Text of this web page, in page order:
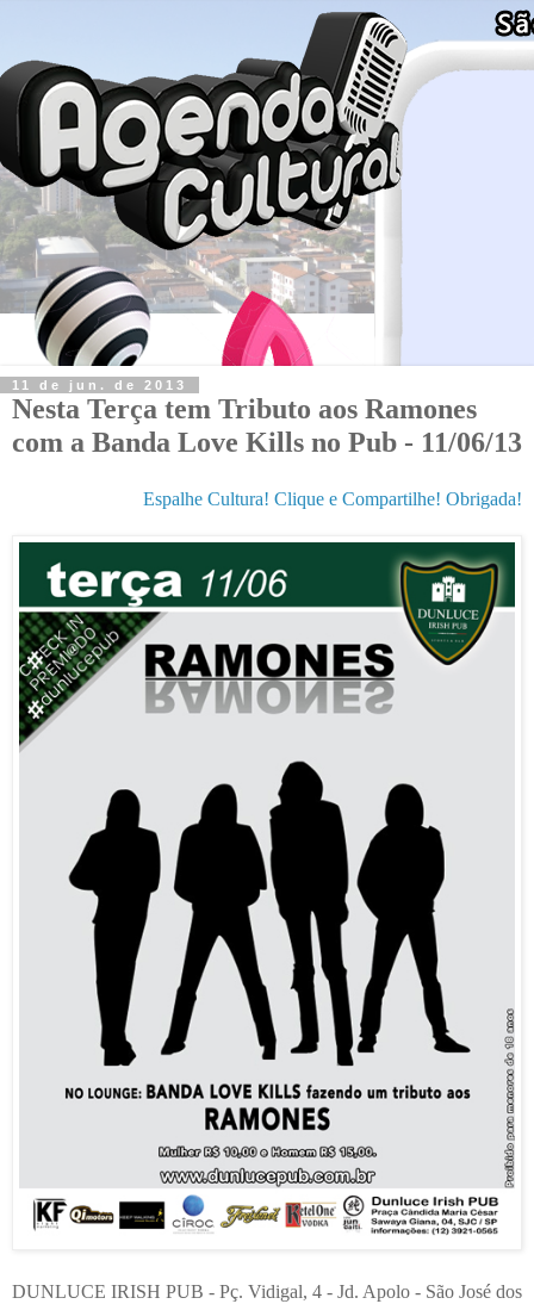
11 de jun. de 2013
Nesta Terça tem Tributo aos Ramones
com a Banda Love Kills no Pub - 11/06/13
Espalhe Cultura! Clique e Compartilhe! Obrigada!
DUNLUCE IRISH PUB - Pç. Vidigal, 4 - Jd. Apolo - São José dos